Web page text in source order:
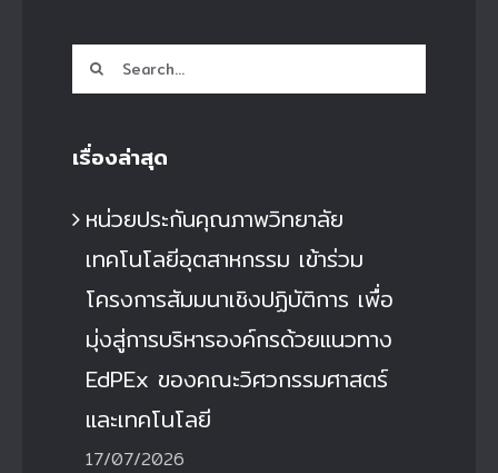
Search
for:
เรื่องล่าสุด
หน่วยประกันคุณภาพวิทยาลัย
เทคโนโลยีอุตสาหกรรม เข้าร่วม
โครงการสัมมนาเชิงปฏิบัติการ เพื่อ
มุ่งสู่การบริหารองค์กรด้วยแนวทาง
EdPEx ของคณะวิศวกรรมศาสตร์
และเทคโนโลยี
17/07/2026